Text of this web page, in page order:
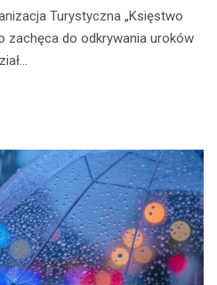
Turystyczna „Księstwo
zachęca do odkrywania uroków